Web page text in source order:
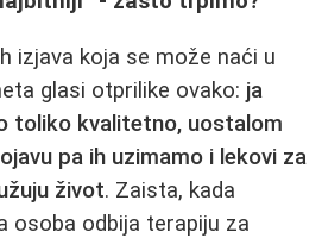
izjava koja se može naći u
glasi otprilike ovako: ja
toliko kvalitetno, uostalom
pa ih uzimamo i lekovi za
život. Zaista, kada
osoba odbija terapiju za